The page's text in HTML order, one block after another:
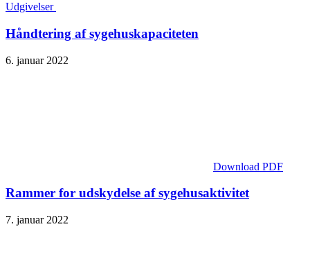
Udgivelser
Håndtering af sygehuskapaciteten
6. januar 2022
Download PDF
Rammer for udskydelse af sygehusaktivitet
7. januar 2022